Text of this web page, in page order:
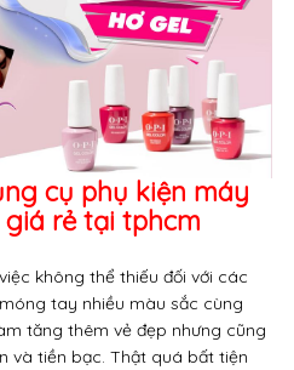
cụ phụ kiện máy
rẻ tại tphcm
không thể thiếu đối với các
tay nhiều màu sắc cùng
tăng thêm vẻ đẹp nhưng cũng
và tiền bạc. Thật quá bất tiện